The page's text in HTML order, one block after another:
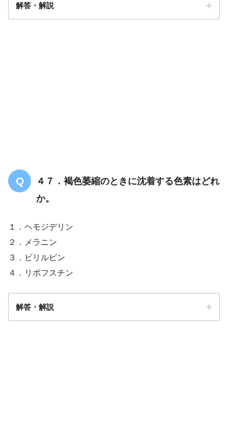
解答・解説
４７．褐色萎縮のときに沈着する色素はどれ
か。
１．ヘモジデリン
２．メラニン
３．ビリルビン
４．リポフスチン
解答・解説